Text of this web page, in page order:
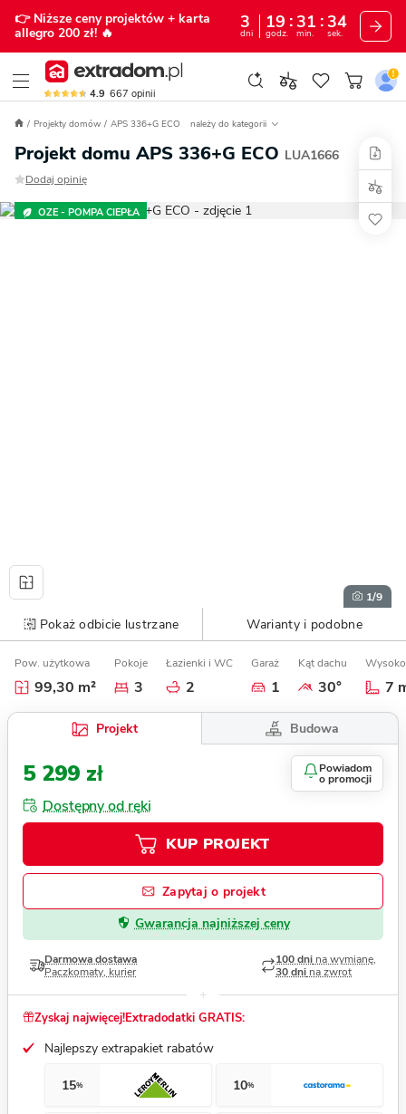
👉 Niższe ceny projektów + karta
allegro 200 zł! 🔥
3
dni
19
godz.
31
min.
33
sek.
4.9 667 opinii
Projekty domów APS 336+G ECO należy do kategorii
Projekt domu APS 336+G ECO LUA1666
Dodaj opinię
OZE - POMPA CIEPŁA
1/9
Pokaż odbicie lustrzane Warianty i podobne
Pow. użytkowa
99,30 m²
Pokoje
3
Łazienki i WC
2
Garaż
1
Kąt dachu
30° 7
Projekt Budowa
5 299 zł Powiadom
o promocji
Dostępny od ręki
KUP PROJEKT
Zapytaj o projekt
Gwarancja najniższej ceny
Darmowa dostawa
Paczkomaty, kurier
100 dni na wymianę,
30 dni na zwrot
Zyskaj najwięcej!Extradodatki GRATIS:
Najlepszy extrapakiet rabatów
15% 10%